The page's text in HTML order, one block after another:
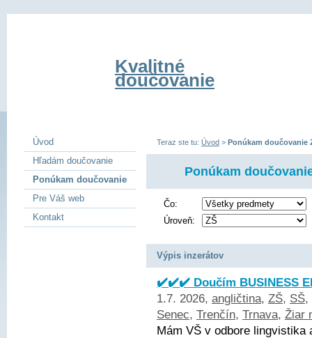
Kvalitné
doučovanie
Teraz ste tu: Úvod > Ponúkam doučovanie
Ponúkam
Čo:
Úroveň:
Výpis inzerátov
✔️✔️✔️ Doučím BUSINESS
1.7. 2026, angličtina, ZŠ, SŠ,
Senec, Trenčín, Trnava, Žiar
Mám VŠ v odbore
Úvod
Hľadám doučovanie
Ponúkam doučovanie
Pre Váš web
Kontakt